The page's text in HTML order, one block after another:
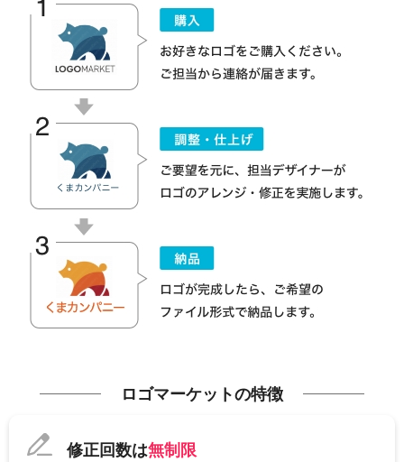
ロゴマーケットの特徴
修正回数は無制限